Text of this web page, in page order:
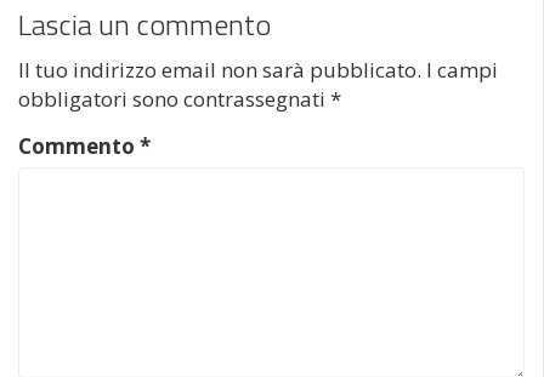
Lascia un commento
Il tuo indirizzo email non sarà pubblicato. I campi
obbligatori sono contrassegnati *
Commento *